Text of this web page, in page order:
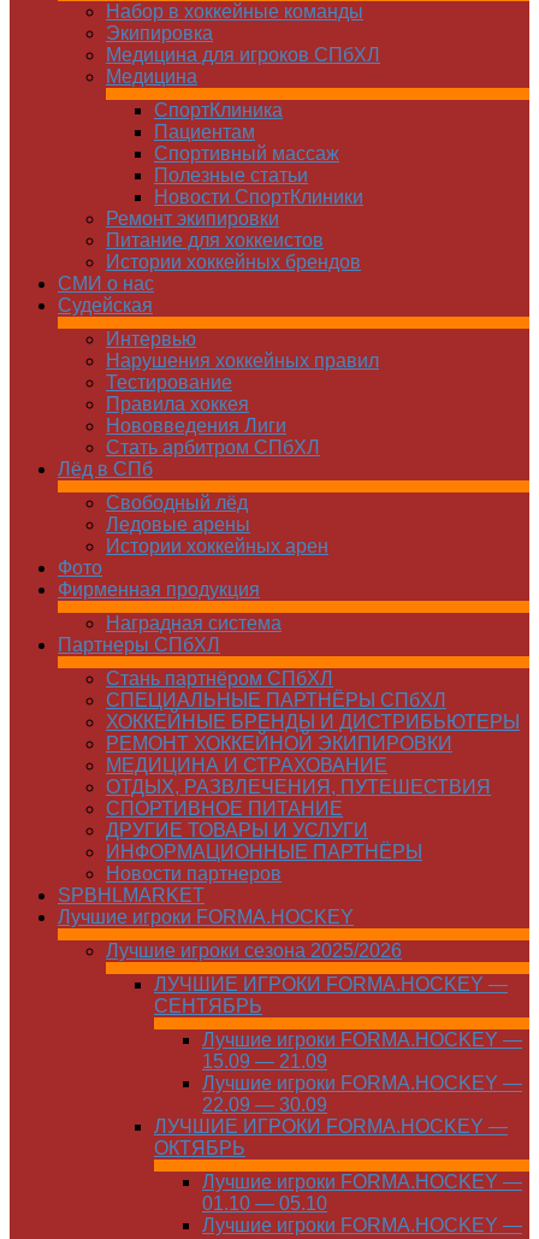
Набор в хоккейные команды
Экипировка
Медицина для игроков СПбХЛ
Медицина
СпортКлиника
Пациентам
Спортивный массаж
Полезные статьи
Новости СпортКлиники
Ремонт экипировки
Питание для хоккеистов
Истории хоккейных брендов
СМИ о нас
Судейская
Интервью
Нарушения хоккейных правил
Тестирование
Правила хоккея
Нововведения Лиги
Стать арбитром СПбХЛ
Лёд в СПб
Свободный лёд
Ледовые арены
Истории хоккейных арен
Фото
Фирменная продукция
Наградная система
Партнеры СПбХЛ
Стань партнёром СПбХЛ
СПЕЦИАЛЬНЫЕ ПАРТНЁРЫ СПбХЛ
ХОККЕЙНЫЕ БРЕНДЫ И ДИСТРИБЬЮТЕРЫ
РЕМОНТ ХОККЕЙНОЙ ЭКИПИРОВКИ
МЕДИЦИНА И СТРАХОВАНИЕ
ОТДЫХ, РАЗВЛЕЧЕНИЯ, ПУТЕШЕСТВИЯ
СПОРТИВНОЕ ПИТАНИЕ
ДРУГИЕ ТОВАРЫ И УСЛУГИ
ИНФОРМАЦИОННЫЕ ПАРТНЁРЫ
Новости партнеров
SPBHLMARKET
Лучшие игроки FORMA.HOCKEY
Лучшие игроки сезона 2025/2026
ЛУЧШИЕ ИГРОКИ FORMA.HOCKEY —
СЕНТЯБРЬ
Лучшие игроки FORMA.HOCKEY —
15.09 — 21.09
Лучшие игроки FORMA.HOCKEY —
22.09 — 30.09
ЛУЧШИЕ ИГРОКИ FORMA.HOCKEY —
ОКТЯБРЬ
Лучшие игроки FORMA.HOCKEY —
01.10 — 05.10
Лучшие игроки FORMA.HOCKEY —